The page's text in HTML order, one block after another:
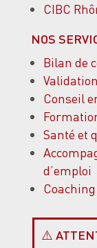
CIBC
NOS
Bilan de
Conseil
Santé et
d’emploi
Coaching
⚠️